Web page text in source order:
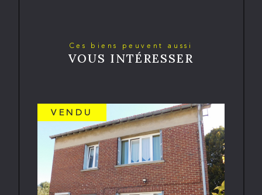
Ces biens peuvent aussi
VOUS INTÉRESSER
VENDU